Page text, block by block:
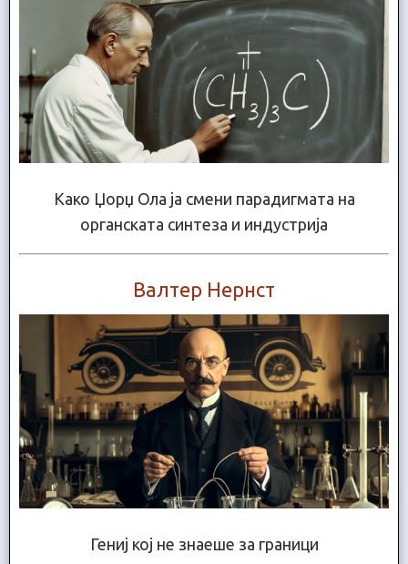
Како Џорџ Ола ја смени парадигмата на
органската синтеза и индустрија
Валтер Нернст
Гениј кој не знаеше за граници